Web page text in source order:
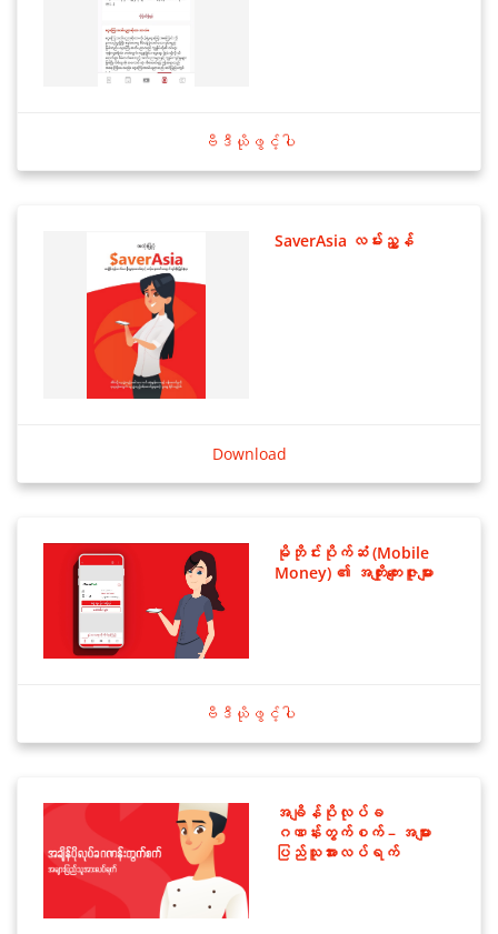
ဗီဒီယိုဖွင့်ပါ
SaverAsia လမ်းညွှန်
Download
မိုဘိုင်းပိုက်ဆံ (Mobile
Money) ၏ အကျိုးကျေးဇူးများ
ဗီဒီယိုဖွင့်ပါ
အချိန်ပိုလုပ်ခ
ဂဏန်းတွက်စက် – အများ
ပြည်သူအားလပ်ရက်